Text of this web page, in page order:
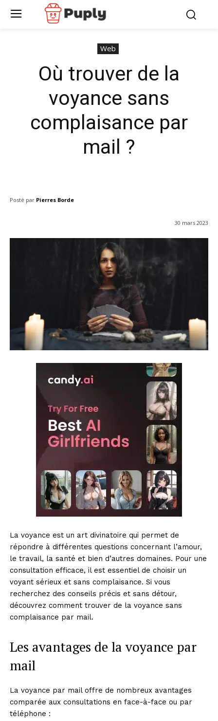
Web
Où trouver de la
voyance sans
complaisance par
mail ?
Posté par Pierres Borde
30 mars 2023
La voyance est un art divinatoire qui permet de
répondre à différentes questions concernant l’amour,
le travail, la santé et bien d’autres domaines. Pour une
consultation efficace, il est essentiel de choisir un
voyant sérieux et sans complaisance. Si vous
recherchez des conseils précis et sans détour,
découvrez comment trouver de la voyance sans
complaisance par mail.
Les avantages de la voyance par
mail
La voyance par mail offre de nombreux avantages
comparée aux consultations en face-à-face ou par
téléphone :